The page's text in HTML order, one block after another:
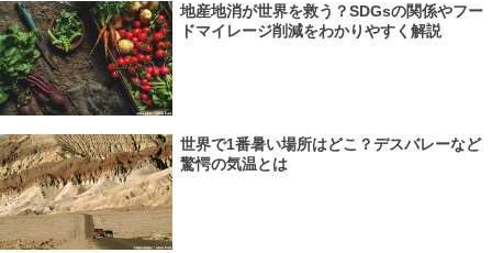
地産地消が世界を救う？SDGsの関係やフー
ドマイレージ削減をわかりやすく解説
世界で1番暑い場所はどこ？デスバレーなど
驚愕の気温とは